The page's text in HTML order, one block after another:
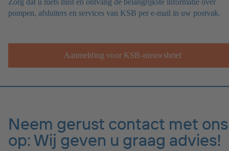
Zorg dat u niets mist en ontvang de belangrijkste informatie over
pompen, afsluiters en services van KSB per e-mail in uw postvak.
Aanmelding voor KSB-nieuwsbrief
Neem gerust contact met ons
op: Wij geven u graag advies!